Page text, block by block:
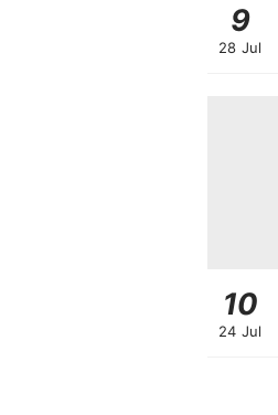
9
28 Jul
10
24 Jul